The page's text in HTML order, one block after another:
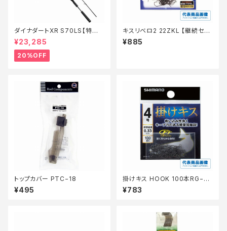
ダイナダートXR S70LS【特価
ロッド】【20】
¥23,285
20%OFF
キスリベロ2 22ZKL 【継続セー
ル_仕掛】
¥885
トップカバー PTC−18
¥495
掛けキス HOOK 100本RG−N
K1N【継続セール_仕掛】
¥783